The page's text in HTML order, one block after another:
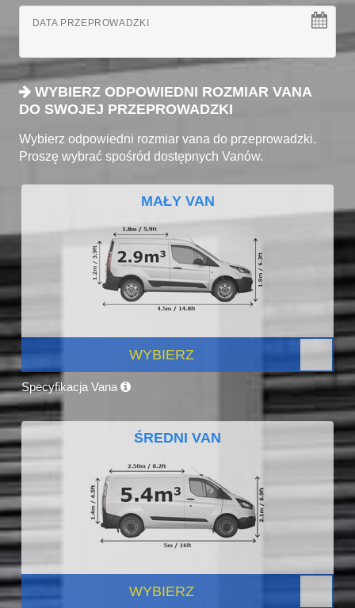
DATA PRZEPROWADZKI
WYBIERZ ODPOWIEDNI ROZMIAR VANA
DO SWOJEJ PRZEPROWADZKI
Wybierz odpowiedni rozmiar vana do przeprowadzki.
Proszę wybrać spośród dostępnych Vanów.
MAŁY VAN
WYBIERZ
Specyfikacja Vana
ŚREDNI VAN
WYBIERZ